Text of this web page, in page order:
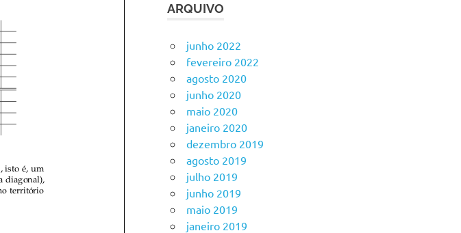
ARQUIVO
junho 2022
fevereiro 2022
agosto 2020
junho 2020
maio 2020
janeiro 2020
dezembro 2019
agosto 2019
julho 2019
junho 2019
maio 2019
janeiro 2019